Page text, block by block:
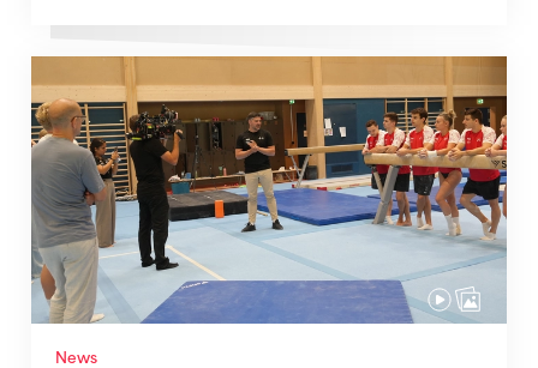
News
Mit klaren Zielen nach Zagreb